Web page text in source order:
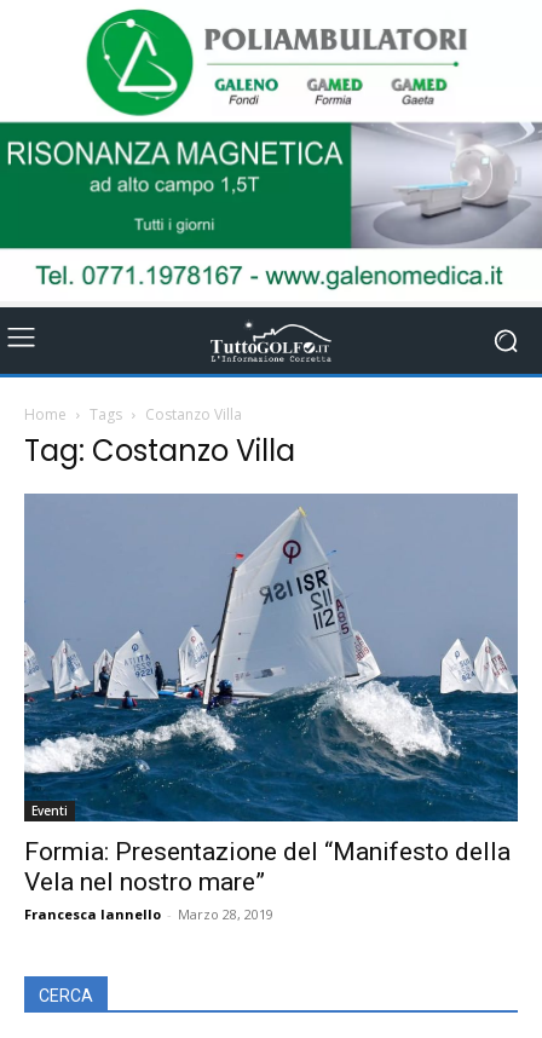
Home Tags Costanzo Villa
Tag: Costanzo Villa
Eventi
Formia: Presentazione del “Manifesto della
Vela nel nostro mare”
Francesca Iannello - Marzo 28, 2019
CERCA